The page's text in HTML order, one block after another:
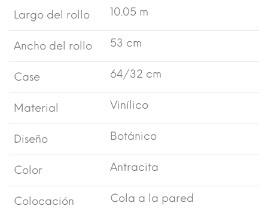
Largo del rollo 10.05 m
Ancho del rollo 53 cm
Case 64/32 cm
Material Vinílico
Diseño Botánico
Color Antracita
Colocación Cola a la pared